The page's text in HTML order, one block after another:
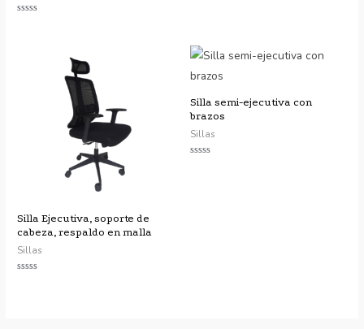
5
Silla Ejecutiva, soporte de
cabeza, respaldo en malla
Sillas
Silla semi-ejecutiva con
brazos
Sillas